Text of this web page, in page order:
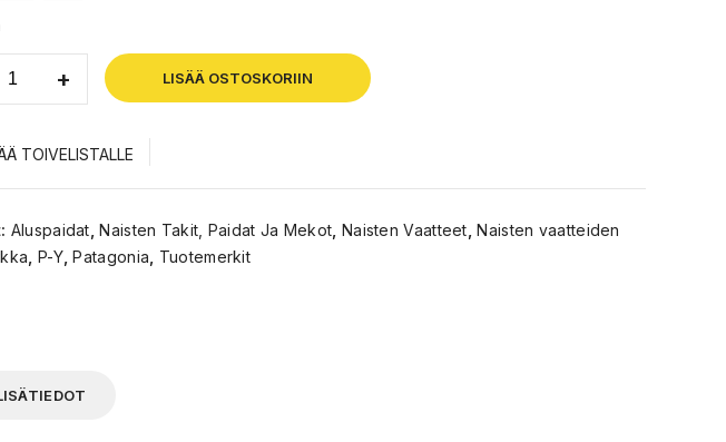
LISÄÄ OSTOSKORIIN
TOIVELISTALLE
Aluspaidat ,Naisten Takit, Paidat Ja Mekot Naisten Vaatteet ,Naisten vaatteiden
P-Y,Patagonia Tuotemerkit